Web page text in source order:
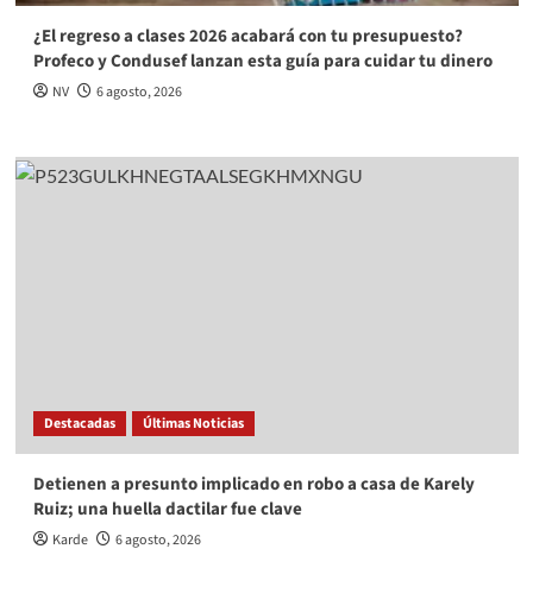
¿El regreso a clases 2026 acabará con tu presupuesto?
Profeco y Condusef lanzan esta guía para cuidar tu dinero
NV 6 agosto, 2026
Destacadas Últimas Noticias
Detienen a presunto implicado en robo a casa de Karely
Ruiz; una huella dactilar fue clave
Karde 6 agosto, 2026